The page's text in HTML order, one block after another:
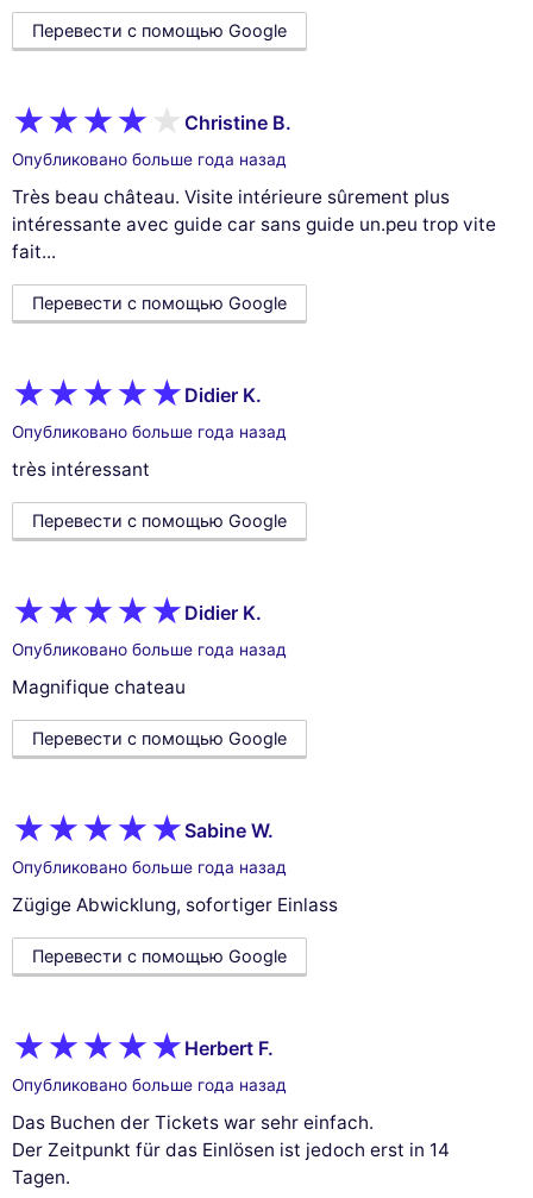
Перевести с помощью Google
Christine B.
Опубликовано больше года назад
Très beau château. Visite intérieure sûrement plus
intéressante avec guide car sans guide un.peu trop vite
fait...
Перевести с помощью Google
Didier K.
Опубликовано больше года назад
très intéressant
Перевести с помощью Google
Didier K.
Опубликовано больше года назад
Magnifique chateau
Перевести с помощью Google
Sabine W.
Опубликовано больше года назад
Zügige Abwicklung, sofortiger Einlass
Перевести с помощью Google
Herbert F.
Опубликовано больше года назад
Das Buchen der Tickets war sehr einfach.
Der Zeitpunkt für das Einlösen ist jedoch erst in 14
Tagen.